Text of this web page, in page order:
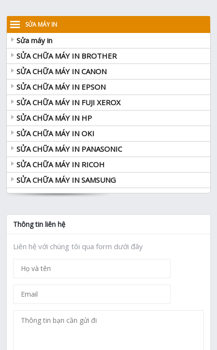
SỬA MÁY IN
Sửa máy in
SỬA CHỮA MÁY IN BROTHER
SỬA CHỮA MÁY IN CANON
SỬA CHỮA MÁY IN EPSON
SỬA CHỮA MÁY IN FUJI XEROX
SỬA CHỮA MÁY IN HP
SỬA CHỮA MÁY IN OKI
SỬA CHỮA MÁY IN PANASONIC
SỬA CHỮA MÁY IN RICOH
SỬA CHỮA MÁY IN SAMSUNG
Thông tin liên hệ
Liên hệ với chúng tôi qua form dưới đây